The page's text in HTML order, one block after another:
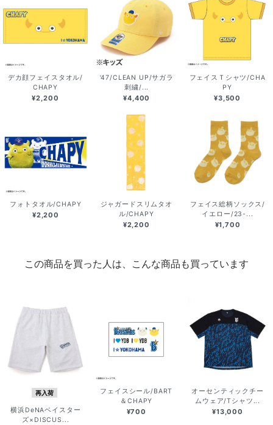
デカ顔フェイスタオル/
CHAPY
¥2,200
’47/CLEAN UP/サガラ
刺繍/...
¥4,400
フェイスＴシャツ/CHA
PY
¥3,500
フォトタオル/CHAPY
¥2,200
ジャガードスリムタオ
ル/CHAPY
¥2,200
フェイス総柄ソックス/
イエロー/23-...
¥1,700
この商品を買った人は、こんな商品も買っています
再入荷
横浜DeNAベイスター
ズ×DISCUS...
フェイスシール/BART
＆CHAPY
¥700
オーセンティックチー
ムウェア/Tシャツ...
¥13,000